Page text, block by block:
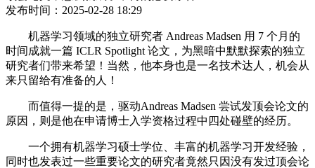
发布时间：2025-02-28 18:29
机器学习领域的独立研究者 Andreas Madsen 用 7 个月的
时间成就一篇 ICLR Spotlight 论文，为黑暗中默默探索的独立
研究者们带来希望！当然，他本身也是一名技术达人，机会从
来只留给有准备的人！
而值得一提的是，驱动Andreas Madsen 尝试发顶会论文的
原因，则是他在申请博士入学资格过程中四处碰壁的经历。
一个拥有机器学习硕士学位、丰富的机器学习开发经验，
同时也发表过一些重要论文的研究者竟然只因没有发过顶会论